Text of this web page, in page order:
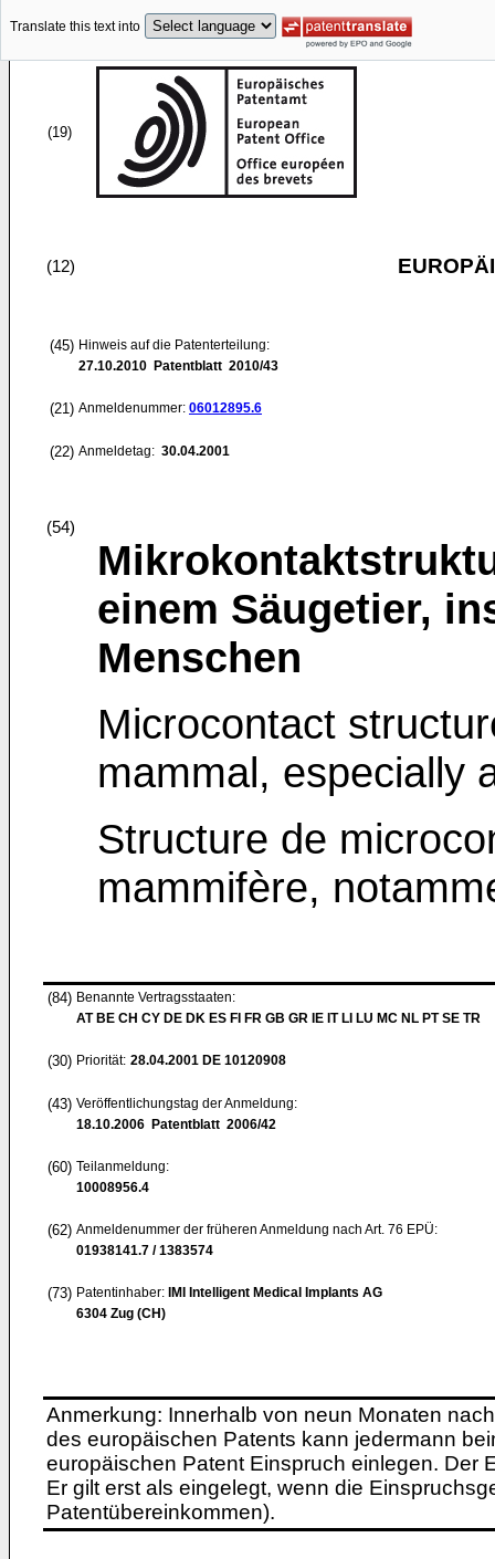
Translate this text into
(19)
(12)
(45) Hinweis auf die Patenterteilung:
27.10.2010 Patentblatt 2010/43
(21) Anmeldenummer: 06012895.6
(22) Anmeldetag: 30.04.2001
(54)
einem Säugetier,
Menschen
Microcontact
mammal, especially
Structure de
mammifère,
(84) Benannte Vertragsstaaten:
AT BE CH CY DE DK ES FI FR GB GR IE IT LI LU MC NL PT SE TR
(30) Priorität: 28.04.2001 DE 10120908
(43) Veröffentlichungstag der Anmeldung:
18.10.2006 Patentblatt 2006/42
(60) Teilanmeldung:
10008956.4
(62) Anmeldenummer der früheren Anmeldung nach Art. 76 EPÜ:
01938141.7 / 1383574
(73) Patentinhaber: IMI Intelligent Medical Implants AG
6304 Zug (CH)
Anmerkung: Innerhalb von neun Monaten
des europäischen Patents kann jedermann
europäischen Patent Einspruch einlegen. Der
Er gilt erst als eingelegt, wenn die
Patentübereinkommen).